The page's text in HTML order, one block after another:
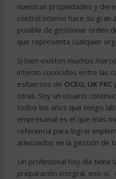
nuestras propiedades y
control interno hace su gran
posible de gestionar orden
que representa cualquier
Si bien existen muchos
interno conocidos entre las
esfuerzos de OCEG, UK
otras. Soy un usuario
todos los años que tengo
empresarial es el que más
referencia para lograr
adecuados en la gestión de
Un profesional hoy día tiene
preparación integral, eso sí,